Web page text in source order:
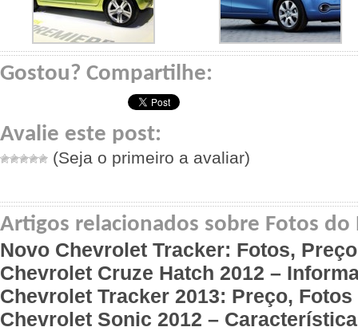
Gostou? Compartilhe:
Avalie este post:
(Seja o primeiro a avaliar)
Artigos relacionados sobre Fotos
Novo Chevrolet Tracker: Fotos,
Chevrolet Cruze Hatch 2012 –
Chevrolet Tracker 2013: Preço, Fotos
Chevrolet Sonic 2012 –